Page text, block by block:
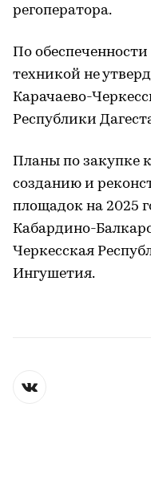
регоператора.
По
техникой не
Карачаево-
Республики
Планы по закупке
созданию и
площадок на 2025
Кабардино-
Черкесская
Ингушетия.